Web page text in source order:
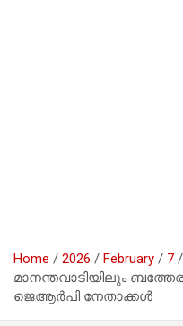
Home 2026 February
7
മാനന്തവാടിയിലും
ജെആര്‍പി നേതാക്കള്‍